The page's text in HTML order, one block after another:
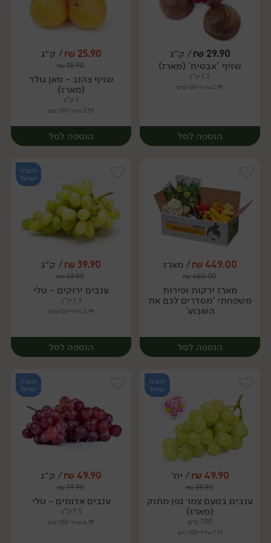
יח׳ ק״ג מארז
29.90
₪/ ק״ג
שזיף 'אבטיח' (מארז)
1.2 ק"ג
2.99 ₪ ל-100 גרם
הוספה לסל
מארז
25.90
₪/ ק״ג
35.90
₪
שזיף צהוב - סאן גולד
(מארז)
1 ק"ג
2.59 ₪ ל-100 גרם
הוספה לסל
מארז
449.00
₪/ מארז
460.00
₪
מארז ירקות ופירות
משפחתי 'מסדרים לכם את
השבוע'
הוספה לסל
מארז
תוצרת
ישראל
39.90
₪/ ק״ג
49.90
₪
ענבים ירוקים - טלי
1.3 ק"ג
3.99 ₪ ל-100 גרם
הוספה לסל
מארז
תוצרת
ישראל
49.90
₪/ יח׳
59.90
₪
ענבים בטעם צמר גפן מתוק
(מארז)
700 גרם
7.13 ₪ ל-100 גרם
תוצרת
ישראל
49.90
₪/ ק״ג
59.90
₪
ענבים אדומים - טלי
1.5 ק"ג
4.99 ₪ ל-100 גרם